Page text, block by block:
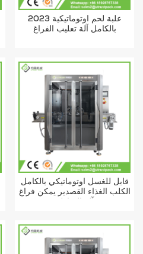
2023 علبة لحم أوتوماتيكية
بالكامل آلة تعليب الفراغ
قابل للغسل أوتوماتيكي بالكامل
الكلب الغذاء القصدير يمكن فراغ